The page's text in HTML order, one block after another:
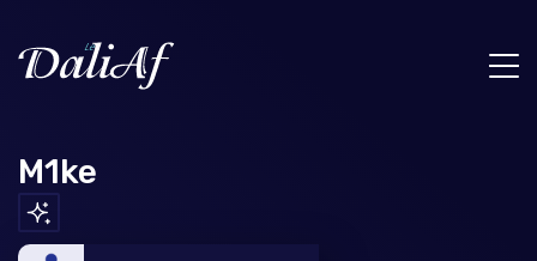
M1ke